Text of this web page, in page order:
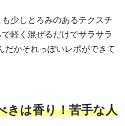
少しとろみのあるテクスチ
軽く混ぜるだけでサラサラ
だかそれっぽいレポができて
きは香り！苦手な人